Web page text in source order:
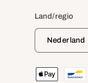
Land/regio
Betaalmethoden